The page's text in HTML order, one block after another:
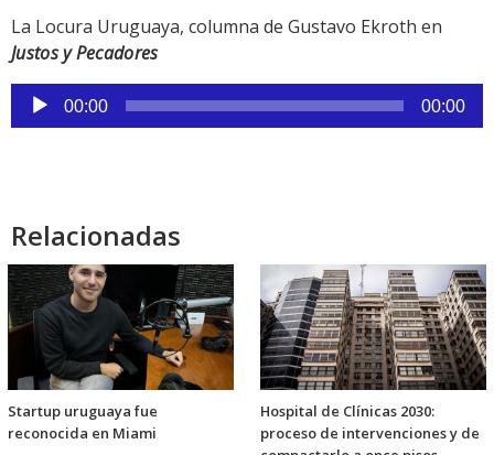
La Locura Uruguaya, columna de Gustavo Ekroth en
Justos y Pecadores
Reproductor
de
00:00 00:00
Relacionadas
Startup uruguaya fue
reconocida en Miami
Hospital de Clínicas 2030:
proceso de intervenciones y de